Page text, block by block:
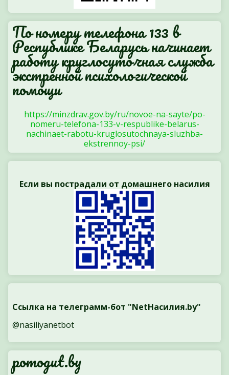
По номеру телефона 133 в
Республике Беларусь начинает
работу круглосуточная служба
экстренной психологической
помощи
https://minzdrav.gov.by/ru/novoe-na-sayte/po-
nomeru-telefona-133-v-respublike-belarus-
nachinaet-rabotu-kruglosutochnaya-sluzhba-
ekstrennoy-psi/
Если вы пострадали от домашнего насилия
Ссылка на телеграмм-бот "NetНасилия.by"
@nasiliyanetbot
pomogut.by